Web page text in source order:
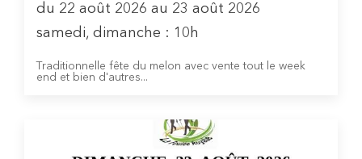
du 22 août 2026 au 23 août 2026
samedi, dimanche : 10h
Traditionnelle fête du melon avec vente tout le week
end et bien d'autres...